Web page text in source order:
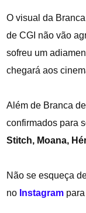
O visual da
de CGI não vão
sofreu um
chegará aos
Além de Branca
confirmados para
Stitch, Moana,
Não se esqueça
no Instagram